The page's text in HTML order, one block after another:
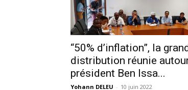
“50% d’inflation”, la
distribution réunie
président Ben Issa...
Yohann DELEU - 10 juin 2022